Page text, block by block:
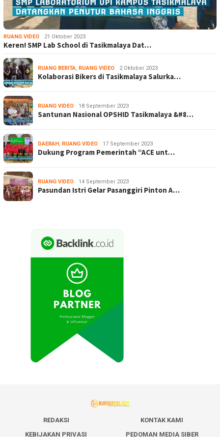
RUANG VIDEO 21 Oktober 2023
Keren! SMP Lab School di Tasikmalaya Dat…
RUANG BERITA, RUANG VIDEO 2 Oktober 2023
Kolaborasi Bikers di Tasikmalaya Salurka…
RUANG VIDEO 18 September 2023
Santunan Nasional OPSHID Tasikmalaya &#8…
DAERAH, RUANG VIDEO 17 September 2023
Dukung Program Pemerintah “ACE unt…
RUANG VIDEO 14 September 2023
Pasundan Istri Gelar Pasanggiri Pinton A…
REDAKSI
KONTAK KAMI
KEBIJAKAN PRIVASI
PEDOMAN MEDIA SIBER